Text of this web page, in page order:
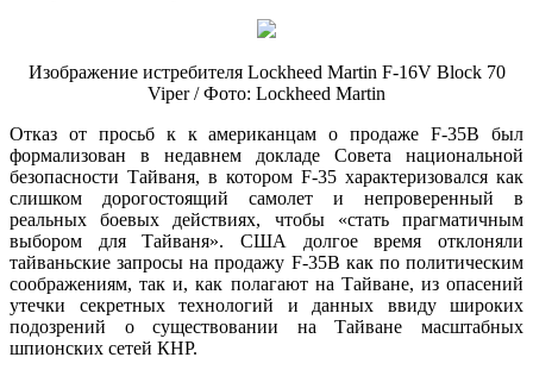
Изображение истребителя Lockheed Martin F-16V Block 70
Viper / Фото: Lockheed Martin
Отказ от просьб к к американцам о продаже F-35B был
формализован в недавнем докладе Совета национальной
безопасности Тайваня, в котором F-35 характеризовался как
слишком дорогостоящий самолет и непроверенный в
реальных боевых действиях, чтобы «стать прагматичным
выбором для Тайваня». США долгое время отклоняли
тайваньские запросы на продажу F-35B как по политическим
соображениям, так и, как полагают на Тайване, из опасений
утечки секретных технологий и данных ввиду широких
подозрений о существовании на Тайване масштабных
шпионских сетей КНР.